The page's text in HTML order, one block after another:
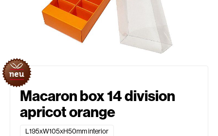
Macaron box 14 division
apricot orange
L195xW105xH50mm interior